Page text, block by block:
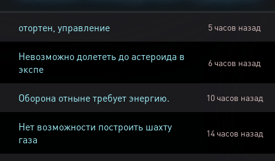
отортен, управление 5 часов назад
Невозможно долететь до астероида в
экспе
6 часов назад
Оборона отныне требует энергию. 10 часов назад
Нет возможности построить шахту
газа
14 часов назад